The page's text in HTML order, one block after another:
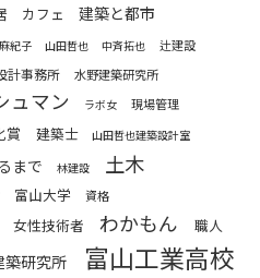
カフェ 建築と都市
紀子 山田哲也 中斉拓也 辻建設
計事務所
水野建築研究所
ュマン ラボ女 現場管理
賞 建築士 山田哲也建築設計室
まで 林建設 土木
富山大学
資格
女性技術者 わかもん 職人
築研究所 富山工業高校